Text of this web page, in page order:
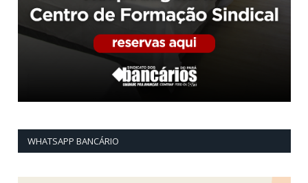
WHATSAPP BANCÁRIO